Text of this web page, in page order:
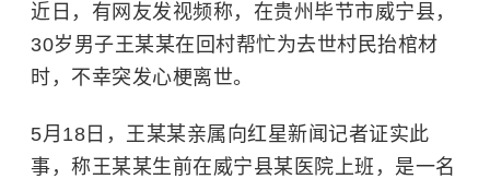
近日，有网友发视频称，在贵州毕节市威宁县，
30岁男子王某某在回村帮忙为去世村民抬棺材
时，不幸突发心梗离世。
5月18日，王某某亲属向红星新闻记者证实此
事，称王某某生前在威宁县某医院上班，是一名